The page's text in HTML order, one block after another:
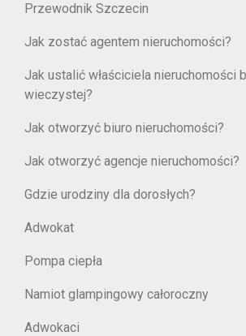
Przewodnik Szczecin
Jak zostać agentem nieruchomości?
Jak ustalić właściciela nieruchomości
wieczystej?
Jak otworzyć biuro nieruchomości?
Jak otworzyć agencje nieruchomości?
Gdzie urodziny dla dorosłych?
Adwokat
Pompa ciepła
Namiot glampingowy całoroczny
Adwokaci